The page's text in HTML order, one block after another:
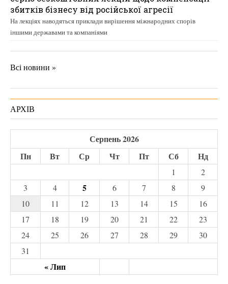
збитків бізнесу від російської агресії
На лекціях наводяться приклади вирішення міжнародних спорів
іншими державами та компаніями
Всі новини »
АРХІВ
Серпень 2026
Пн
Вт Ср Чт Пт Сб Нд
« Лип
1
2
3
4 5 6 7 8
9
10
11 12 13 14 15
16
17
18 19 20 21 22
23
24
25 26 27 28 29
30
31